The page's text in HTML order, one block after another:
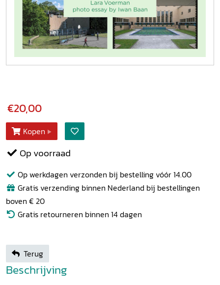
€20,00
Kopen
Op voorraad
Op werkdagen verzonden bij bestelling vóór 14.00
Gratis verzending binnen Nederland bij bestellingen
boven € 20
Gratis retourneren binnen 14 dagen
Terug
Beschrijving